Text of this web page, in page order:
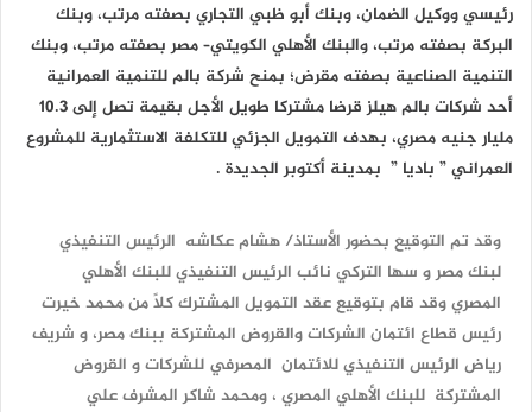
رئيسي ووكيل الضمان، وبنك أبو ظبي التجاري بصفته مرتب، وبنك
البركة بصفته مرتب، والبنك الأهلي الكويتي– مصر بصفته مرتب، وبنك
التنمية الصناعية بصفته مقرض؛ بمنح شركة بالم للتنمية العمرانية
أحد شركات بالم هيلز قرضا مشتركا طويل الأجل بقيمة تصل إلى 10.3
مليار جنيه مصري، بهدف التمويل الجزئي للتكلفة الاستثمارية للمشروع
العمراني ” باديا ” بمدينة أكتوبر الجديدة .
وقد تم التوقيع بحضور الأستاذ/ هشام عكاشه الرئيس التنفيذي
لبنك مصر و سها التركي نائب الرئيس التنفيذي للبنك الأهلي
المصري وقد قام بتوقيع عقد التمويل المشترك كلاً من محمد خيرت
رئيس قطاع ائتمان الشركات والقروض المشتركة ببنك مصر، و شريف
رياض الرئيس التنفيذي للائتمان المصرفي للشركات و القروض
المشتركة للبنك الأهلي المصري ، ومحمد شاكر المشرف علي